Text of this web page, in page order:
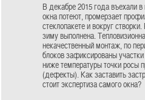
В декабре 2015 года въехали
окна потеют, промерзает
стеклопакете и вокруг
зиму выполнена.
некачественный монтаж, по
блоков зафиксированы
ниже температуры точки росы
(дефекты). Как заставить
стоит экспертиза самого окна?